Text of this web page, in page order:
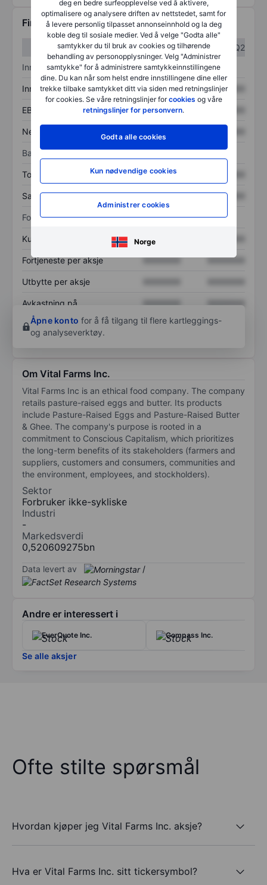
deg en bedre surfeopplevelse ved å aktivere,
optimalisere og analysere driften av nettstedet, samt for
å levere personlig tilpasset annonseinnhold og la deg
koble deg til sosiale medier. Ved å velge "Godta alle"
samtykker du til bruk av cookies og tilhørende
behandling av personopplysninger. Velg "Administrer
samtykke" for å administrere samtykkeinnstillingene
dine. Du kan når som helst endre innstillingene dine eller
trekke tilbake samtykket ditt via siden med retningslinjer
for cookies. Se våre retningslinjer forcookies og våre
retningslinjer for personvern.
Godta alle cookies
Kun nødvendige cookies
Administrer cookies
Norge
Finansiell informasjon
Q1
Q2
Inntektsoversikt
Inntekter XXXXXXX XXXXXXX
EBITDA XXXXXXX
Nettoinntekt
Balanse
Totale eiendeler XXXXXXX
Samlet gjeld XXXXXXX XXXXXXX
Forholdstall
Kurs/salg XXXXXXX
Fortjeneste per aksje XXXXXXX XXXXXXX
Utbytte per aksje
Avkastning på
egenkapital
XXXXXXX
XXXXXXX
Åpne konto for å få tilgang til flere kartleggings-
og analyseverktøy.
Om Vital Farms Inc.
Vital Farms Inc is an ethical food company. The company
retails pasture-raised eggs and butter. Its products
include Pasture-Raised Eggs and Pasture-Raised Butter
& Ghee. The company's purpose is rooted in a
commitment to Conscious Capitalism, which prioritizes
the long-term benefits of its stakeholders (farmers and
suppliers, customers and consumers, communities and
the environment, employees, and stockholders).
Sektor
Forbruker ikke-sykliske
Industri
-
Markedsverdi
0,520609275bn
Data levert av /
Andre er interessert i
EverQuote Inc. Compass Inc.
Se alle aksjer
Ofte stilte spørsmål
Hvordan kjøper jeg Vital Farms Inc. aksje?
Hva er Vital Farms Inc. sitt tickersymbol?